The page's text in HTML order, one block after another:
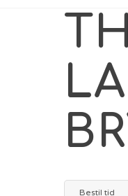
Bestil tid